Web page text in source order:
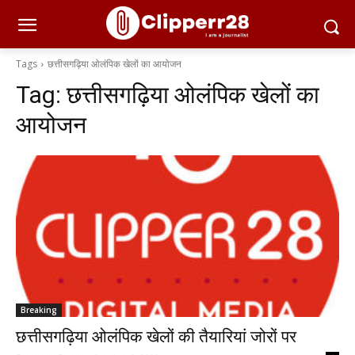
Tags छत्तीसगढ़िया ओलंपिक खेलों का आयोजन
Tag:छत्तीसगढ़िया ओलंपिक खेलों का
आयोजन
Breaking
छत्तीसगढ़िया ओलंपिक खेलों की तैयारियां जोरों पर